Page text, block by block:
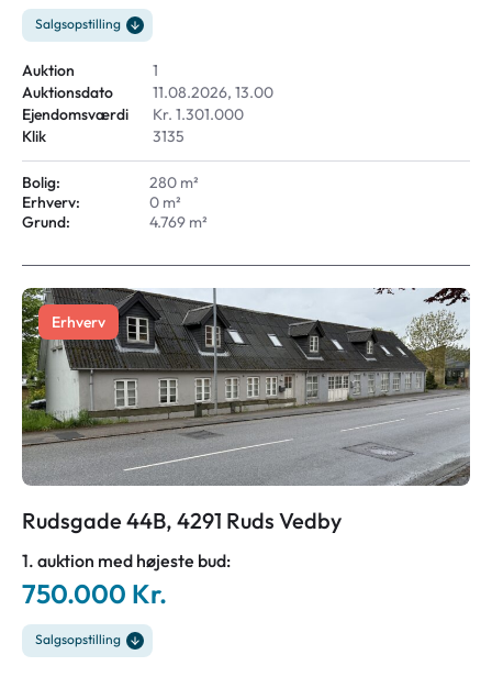
Salgsopstilling
Auktion
1
Auktionsdato
11.08.2026, 13.00
Ejendomsværdi
Kr. 1.301.000
Klik
3135
Bolig:
280 m²
Erhverv:
0 m²
Grund:
4.769 m²
Erhverv
Rudsgade 44B, 4291 Ruds Vedby
1. auktion med højeste bud:
750.000 Kr.
Salgsopstilling